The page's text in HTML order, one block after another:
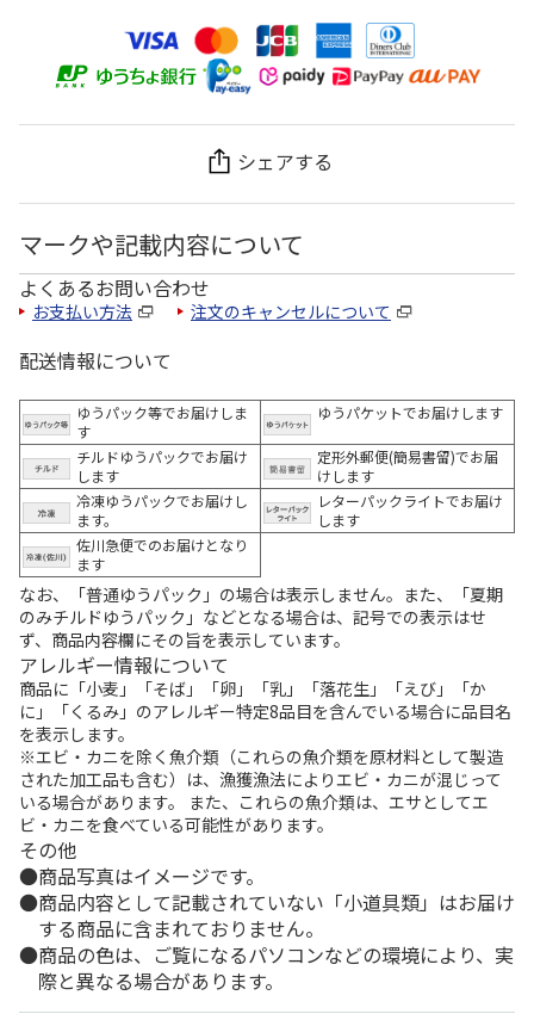
シェアする
マークや記載内容について
よくあるお問い合わせ
お支払い方法 注文のキャンセルについて
配送情報について
ゆうパック等でお届けしま
す
ゆうパケットでお届けします
チルドゆうパックでお届け
します
定形外郵便(簡易書留)でお届
けします
冷凍ゆうパックでお届けし
ます。
レターパックライトでお届け
します
佐川急便でのお届けとなり
ます
なお、「普通ゆうパック」の場合は表示しません。また、「夏期
のみチルドゆうパック」などとなる場合は、記号での表示はせ
ず、商品内容欄にその旨を表示しています。
アレルギー情報について
商品に「小麦」「そば」「卵」「乳」「落花生」「えび」「か
に」「くるみ」のアレルギー特定8品目を含んでいる場合に品目名
を表示します。
※エビ・カニを除く魚介類（これらの魚介類を原材料として製造
された加工品も含む）は、漁獲漁法によりエビ・カニが混じって
いる場合があります。 また、これらの魚介類は、エサとしてエ
ビ・カニを食べている可能性があります。
その他
商品写真はイメージです。
商品内容として記載されていない「小道具類」はお届け
する商品に含まれておりません。
商品の色は、ご覧になるパソコンなどの環境により、実
際と異なる場合があります。